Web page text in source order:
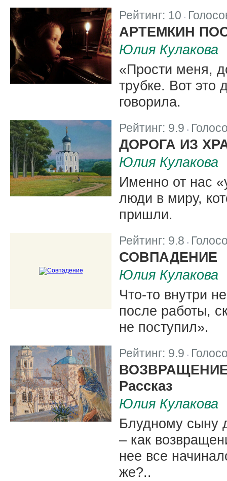
Рейтинг: 10
АРТЕМКИН
Юлия Кулакова
«Прости меня,
трубке. Вот это
говорила.
Рейтинг: 9.9
ДОРОГА ИЗ
Юлия Кулакова
Именно от нас
люди в миру,
пришли.
Рейтинг: 9.8
СОВПАДЕНИЕ
Юлия Кулакова
Что-то внутри
после работы,
не поступил».
Рейтинг: 9.9
Рассказ
Юлия Кулакова
Блудному сыну
– как
нее все
же?..